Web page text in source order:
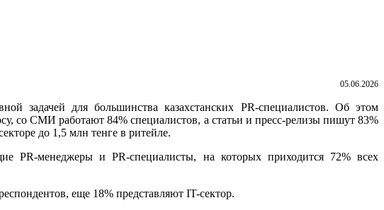
05.06.2026
задачей для большинства казахстанских PR-специалистов. Об этом
со СМИ работают 84% специалистов, а статьи и пресс-релизы пишут 83%
до 1,5 млн тенге в ритейле.
PR-менеджеры и PR-специалисты, на которых приходится 72% всех
еще 18% представляют IT-сектор.